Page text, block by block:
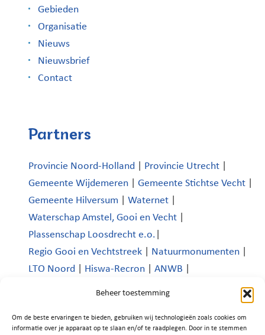
Beheer toestemming
Om de beste ervaringen te bieden, gebruiken wij technologieën zoals cookies om
informatie over je apparaat op te slaan en/of te raadplegen. Door in te stemmen
Gebieden
Organisatie
Nieuws
Nieuwsbrief
Contact
Partners
Provincie Noord-Holland Provincie Utrecht
Gemeente Wijdemeren
Gemeente Stichtse Vecht
Gemeente Hilversum
Waternet
Waterschap Amstel, Gooi en Vecht
Plassenschap Loosdrecht e.o.
Regio Gooi en Vechtstreek
Natuurmonumenten
LTO Noord
Hiswa-Recron ANWB
Platform Recreatie en Toerisme Wijdemeren|